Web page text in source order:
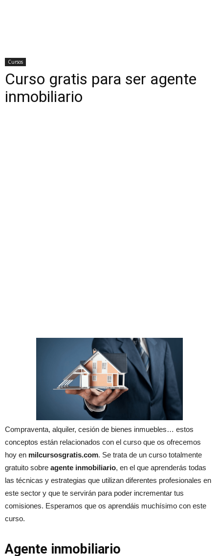
Cursos
Curso gratis para ser agente
inmobiliario
Compraventa, alquiler, cesión de bienes inmuebles… estos
conceptos están relacionados con el curso que os ofrecemos
hoy en milcursosgratis.com. Se trata de un curso totalmente
gratuito sobre agente inmobiliario, en el que aprenderás todas
las técnicas y estrategias que utilizan diferentes profesionales en
este sector y que te servirán para poder incrementar tus
comisiones. Esperamos que os aprendáis muchísimo con este
curso.
Agente inmobiliario